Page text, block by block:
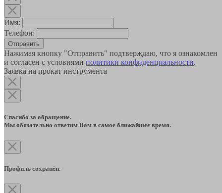
Имя:
Телефон:
Отправить
Нажимая кнопку "Отправить" подтверждаю, что я ознакомлен
и согласен с условиями политики конфиденциальности.
Заявка на прокат инструмента
Спасибо за обращение.
Мы обязательно ответим Вам в самое ближайшее время.
Профиль сохранён.